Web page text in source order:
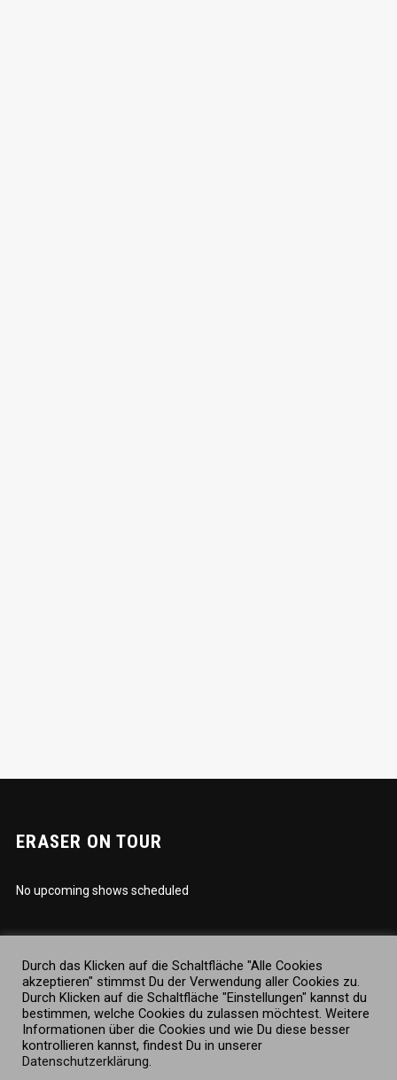
ERASER ON TOUR
No upcoming shows scheduled
JOIN US
Durch das Klicken auf die Schaltfläche "Alle Cookies
akzeptieren" stimmst Du der Verwendung aller Cookies zu.
Durch Klicken auf die Schaltfläche "Einstellungen" kannst du
bestimmen, welche Cookies du zulassen möchtest. Weitere
Informationen über die Cookies und wie Du diese besser
kontrollieren kannst, findest Du in unserer
Datenschutzerklärung.